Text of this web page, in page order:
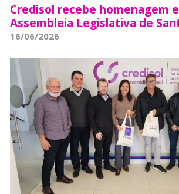
Credisol recebe homenagem
Assembleia Legislativa de
16/06/2026